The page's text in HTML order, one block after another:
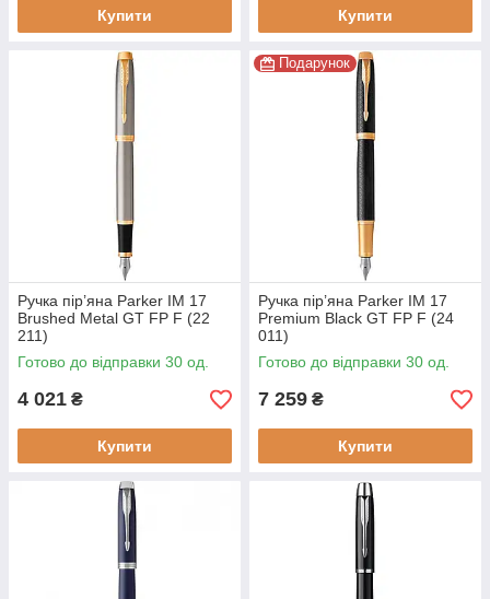
Купити Купити
Ручка пір’яна Parker IM 17
Brushed Metal GT FP F (22
211)
Готово до відправки 30 од.
4 021 ₴
Купити
Подарунок
Ручка пір’яна Parker IM 17
Premium Black GT FP F (24
011)
Готово до відправки 30 од.
7 259 ₴
Купити